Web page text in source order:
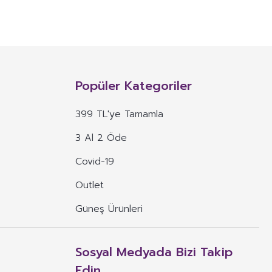
maddelerin konsantre veya ekstraktlarının tek başına veya
dozu belirlenmiş ürünleri ifade eder.
böyle özelliklere atıfta bulunan ifadeler yer alamaz.
eden veya vurgulayan ifadeler yer alamaz.
Popüler Kategoriler
399 TL'ye Tamamla
3 Al 2 Öde
Covid-19
Outlet
Güneş Ürünleri
Sosyal Medyada Bizi Takip